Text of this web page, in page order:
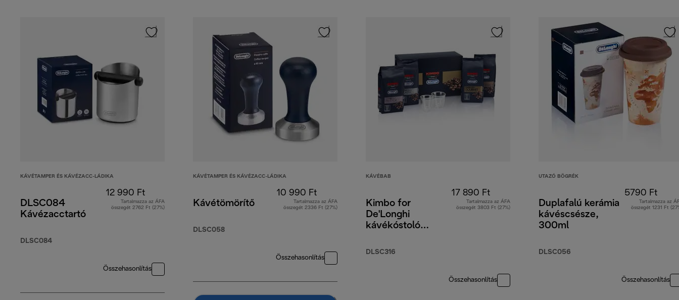
KÁVÉTAMPER ÉS KÁVÉZACC-LÁDIKA
DLSC084
Kávézacctartó
DLSC084
12 990 Ft
Tartalmazza az ÁFA
összegét 2762 Ft (27%)
Összehasonlítás
KÁVÉTAMPER ÉS KÁVÉZACC-LÁDIKA
Kávétömörítő
DLSC058
10 990 Ft
Tartalmazza az ÁFA
összegét 2336 Ft (27%)
Összehasonlítás
KÁVÉBAB
Kimbo for
De'Longhi
kávékóstoló
kávébabbal, 4 x
DLSC316
17 890 Ft
Tartalmazza az ÁFA
összegét 3803 Ft (27%)
Összehasonlítás
UTAZÓ BÖGRÉK
Duplafalú kerámia
kávéscsésze,
300ml
DLSC056
5790 Ft
Tartalmazza az
összegét 1231 Ft
Összehasonlítás